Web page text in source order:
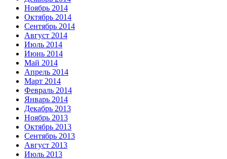
Ноябрь 2014
Октябрь 2014
Сентябрь 2014
Август 2014
Июль 2014
Июнь 2014
Май 2014
Апрель 2014
Март 2014
Февраль 2014
Январь 2014
Декабрь 2013
Ноябрь 2013
Октябрь 2013
Сентябрь 2013
Август 2013
Июль 2013